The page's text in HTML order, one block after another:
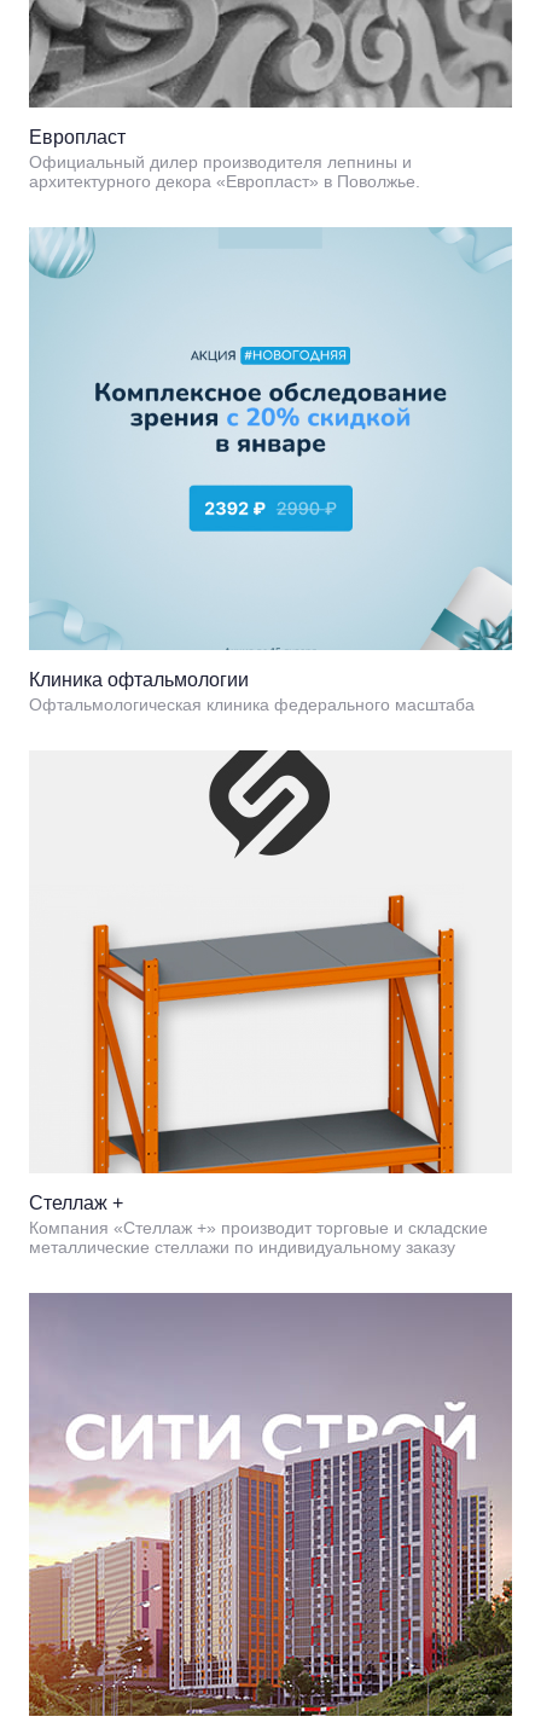
Европласт
Официальный дилер производителя лепнины и
архитектурного декора «Европласт» в Поволжье.
Клиника офтальмологии
Офтальмологическая клиника федерального масштаба
Стеллаж +
Компания «Стеллаж +» производит торговые и складские
металлические стеллажи по индивидуальному заказу